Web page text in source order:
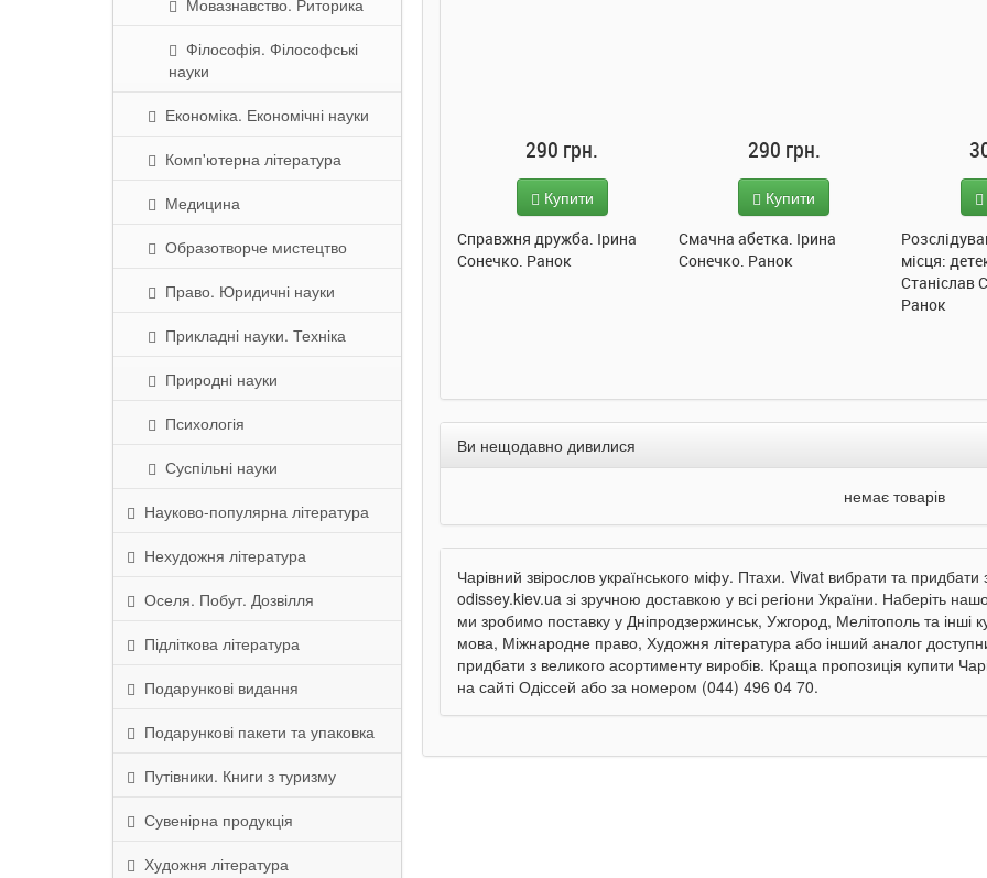
Мовазнавство. Риторика
Філософія. Філософські
науки
Економіка. Економічні науки
Комп'ютерна література
Медицина
Образотворче мистецтво
Право. Юридичні науки
Прикладні науки. Техніка
Природні науки
Психологія
Суспільні науки
Науково-популярна література
Нехудожня література
Оселя. Побут. Дозвілля
Підліткова література
Подарункові видання
Подарункові пакети та упаковка
Путівники. Книги з туризму
Сувенірна продукція
Художня література
290 грн.
Купити
Улюблена абетка. Ірина
Сонечко. Ранок
290 грн.
Купити
Справжня дружба. Ірина
Сонечко. Ранок
290 грн.
Купити
Смачна абетка. Ірина
Сонечко. Ранок
місця:
Станіслав
Ранок
Ви нещодавно дивилися
немає товарів
Чарівний звірослов українського міфу. Птахи. Vivat вибрати та
odissey.kiev.ua зі зручною доставкою у всі регіони України. Наберіть
ми зробимо поставку у Дніпродзержинськ, Ужгород, Мелітополь та інші
мова, Міжнародне право, Художня література або інший аналог
придбати з великого асортименту виробів. Краща пропозиція купити
на сайті Одіссей або за номером (044) 496 04 70.